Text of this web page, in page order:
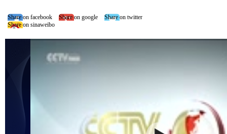
Share on facebook Share on google
Share on twitter
Share on sinaweibo